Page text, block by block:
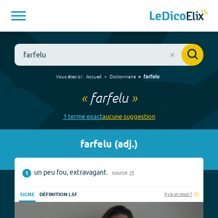
Vous êtes ici : Accueil Dictionnaire farfelu
« farfelu»
1 termeexactaucunesuggestion
farfelu (adj.)
1 un peu fou, extravagant. source
SIGNE DÉFINITION LSF Il y a un souci ?